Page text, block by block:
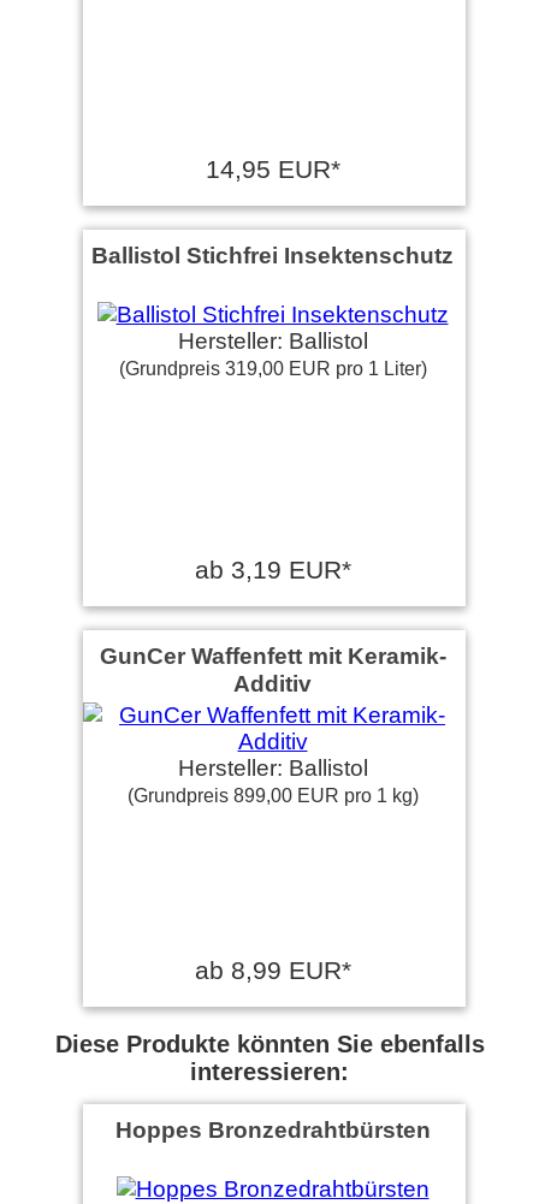
14,95 EUR*
Ballistol Stichfrei Insektenschutz
Hersteller: Ballistol
(Grundpreis 319,00 EUR pro 1 Liter)
ab 3,19 EUR*
GunCer Waffenfett mit Keramik-
Additiv
Hersteller: Ballistol
(Grundpreis 899,00 EUR pro 1 kg)
ab 8,99 EUR*
Diese Produkte könnten Sie ebenfalls
interessieren:
Hoppes Bronzedrahtbürsten